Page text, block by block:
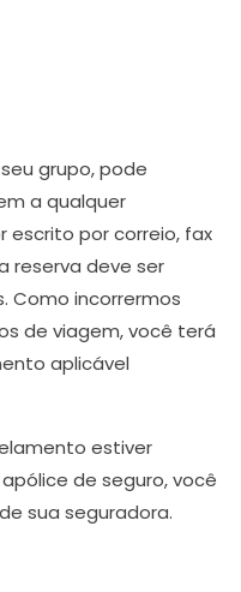
grupo, pode
a qualquer
por correio, fax
reserva deve ser
Como incorrermos
de viagem, você terá
aplicável
estiver
de seguro, você
sua seguradora.